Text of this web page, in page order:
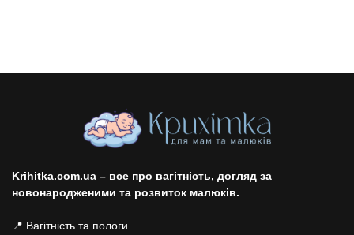
Krihitka.com.ua – все про вагітність, догляд за
новонародженими та розвиток малюків.
📍 Вагітність та пологи